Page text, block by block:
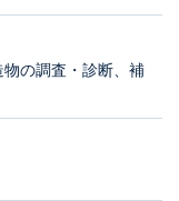
物の調査・診断、補